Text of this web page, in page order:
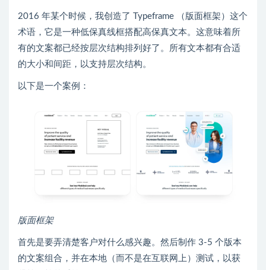
2016 年某个时候，我创造了 Typeframe （版面框架）这个
术语，它是一种低保真线框搭配高保真文本。这意味着所
有的文案都已经按层次结构排列好了。所有文本都有合适
的大小和间距，以支持层次结构。
以下是一个案例：
版面框架
首先是要弄清楚客户对什么感兴趣。然后制作 3-5 个版本
的文案组合，并在本地（而不是在互联网上）测试，以获